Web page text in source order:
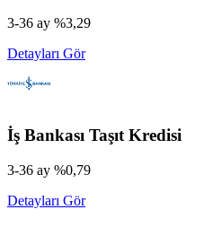
3-36 ay %3,29
Detayları Gör
İş Bankası Taşıt Kredisi
3-36 ay %0,79
Detayları Gör